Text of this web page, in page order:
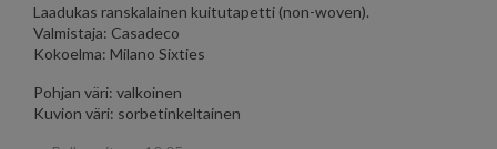
Laadukas ranskalainen kuitutapetti (non-woven).
Valmistaja: Casadeco
Kokoelma: Milano Sixties
Pohjan väri: valkoinen
Kuvion väri: sorbetinkeltainen